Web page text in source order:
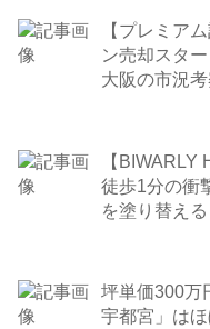
【プレミア
ン売却スタ
大阪の市況考
【
徒歩1分の衝
を塗り替え
坪単価300万
宇都宮」は